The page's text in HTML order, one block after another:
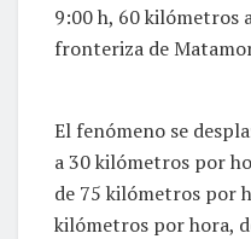
9:00 h, 60 kilómetros
fronteriza de
El fenómeno se
a 30 kilómetros por
de 75 kilómetros por
kilómetros por hora,